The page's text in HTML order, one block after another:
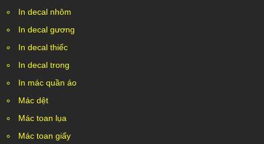
In decal nhôm
In decal gương
In decal thiếc
In decal trong
In mác quần áo
Mác dệt
Mác toan lụa
Mác toan giấy